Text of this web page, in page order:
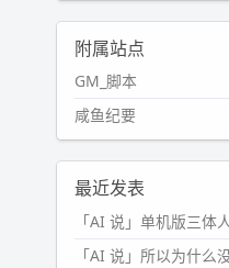
附属站点
GM_脚本
咸鱼纪要
最近发表